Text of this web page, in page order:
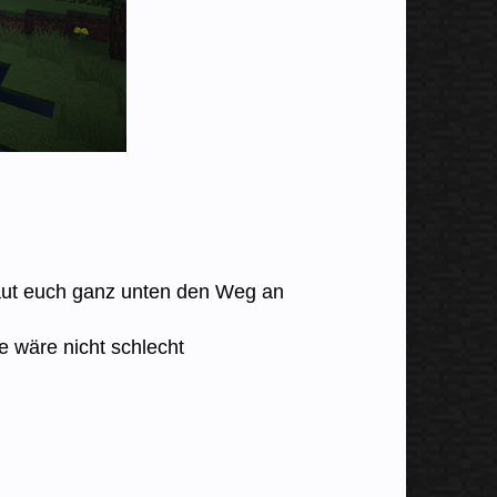
euch ganz unten den Weg an
wäre nicht schlecht